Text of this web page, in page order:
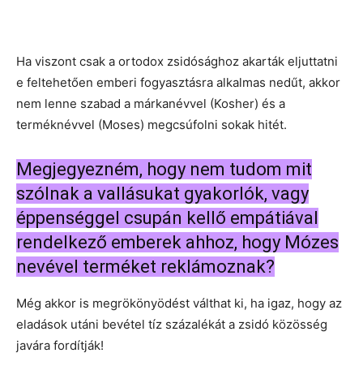
Ha viszont csak a ortodox zsidósághoz akarták eljuttatni
e feltehetően emberi fogyasztásra alkalmas nedűt, akkor
nem lenne szabad a márkanévvel (Kosher) és a
terméknévvel (Moses) megcsúfolni sokak hitét.
Megjegyezném, hogy nem tudom mit
szólnak a vallásukat gyakorlók, vagy
éppenséggel csupán kellő empátiával
rendelkező emberek ahhoz, hogy Mózes
nevével terméket reklámoznak?
Még akkor is megrökönyödést válthat ki, ha igaz, hogy az
eladások utáni bevétel tíz százalékát a zsidó közösség
javára fordítják!